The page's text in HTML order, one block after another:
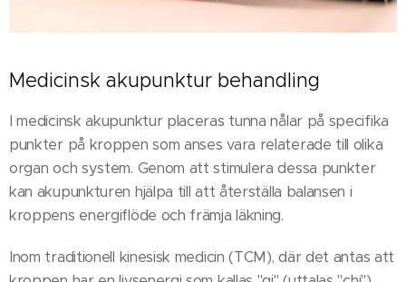
Medicinsk akupunktur behandling
I medicinsk akupunktur placeras tunna nålar på specifika
punkter på kroppen som anses vara relaterade till olika
organ och system. Genom att stimulera dessa punkter
kan akupunkturen hjälpa till att återställa balansen i
kroppens energiflöde och främja läkning.
Inom traditionell kinesisk medicin (TCM), där det antas att